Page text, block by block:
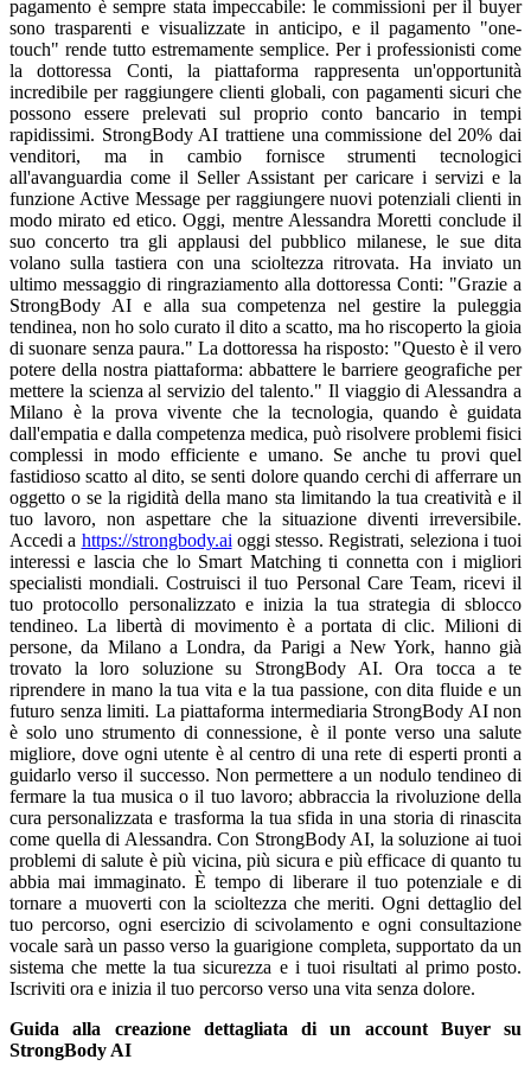
https://strongbody.ai oggi stesso. Registrati, seleziona i tuoi
interessi e lascia che lo Smart Matching ti connetta con i migliori
specialisti mondiali. Costruisci il tuo Personal Care Team, ricevi il
tuo protocollo personalizzato e inizia la tua strategia di sblocco
tendineo. La libertà di movimento è a portata di clic. Milioni di
persone, da Milano a Londra, da Parigi a New York, hanno già
trovato la loro soluzione su StrongBody AI. Ora tocca a te
riprendere in mano la tua vita e la tua passione, con dita fluide e un
futuro senza limiti. La piattaforma intermediaria StrongBody AI non
è solo uno strumento di connessione, è il ponte verso una salute
migliore, dove ogni utente è al centro di una rete di esperti pronti a
guidarlo verso il successo. Non permettere a un nodulo tendineo di
fermare la tua musica o il tuo lavoro; abbraccia la rivoluzione della
cura personalizzata e trasforma la tua sfida in una storia di rinascita
come quella di Alessandra. Con StrongBody AI, la soluzione ai tuoi
problemi di salute è più vicina, più sicura e più efficace di quanto tu
abbia mai immaginato. È tempo di liberare il tuo potenziale e di
tornare a muoverti con la scioltezza che meriti. Ogni dettaglio del
tuo percorso, ogni esercizio di scivolamento e ogni consultazione
vocale sarà un passo verso la guarigione completa, supportato da un
sistema che mette la tua sicurezza e i tuoi risultati al primo posto.
Iscriviti ora e inizia il tuo percorso verso una vita senza dolore.
Guida alla creazione dettagliata di un account Buyer su
StrongBody AI